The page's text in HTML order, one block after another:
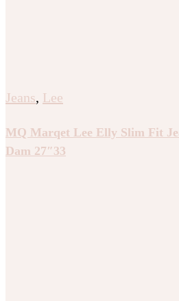
Jeans, Lee
MQ Marqet Lee Elly Slim Fit
Dam 27″33